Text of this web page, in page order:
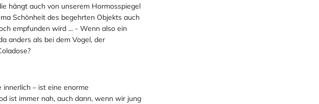
hängt auch von unserem Hormosspiegel
Schönheit des begehrten Objekts auch
empfunden wird ... - Wenn also ein
anders als bei dem Vogel, der
innerlich – ist eine enorme
ist immer nah, auch dann, wenn wir jung